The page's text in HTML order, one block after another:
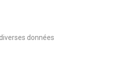
données